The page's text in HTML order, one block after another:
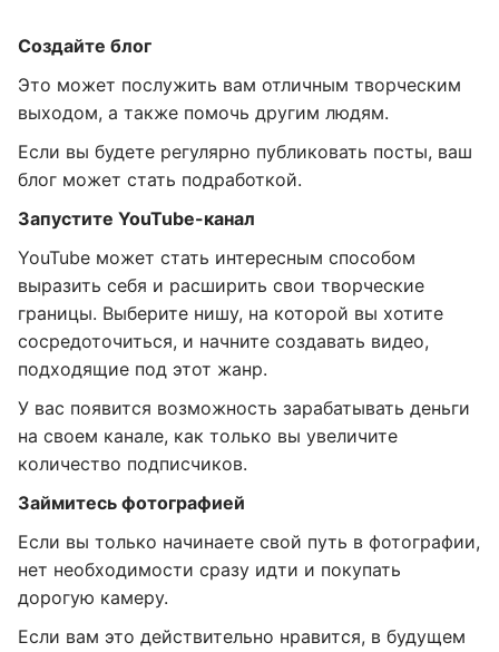
Создайте блог
Это может послужить вам отличным творческим
выходом, а также помочь другим людям.
Если вы будете регулярно публиковать посты, ваш
блог может стать подработкой.
Запустите YouTube-канал
YouTube может стать интересным способом
выразить себя и расширить свои творческие
границы. Выберите нишу, на которой вы хотите
сосредоточиться, и начните создавать видео,
подходящие под этот жанр.
У вас появится возможность зарабатывать деньги
на своем канале, как только вы увеличите
количество подписчиков.
Займитесь фотографией
Если вы только начинаете свой путь в фотографии,
нет необходимости сразу идти и покупать
дорогую камеру.
Если вам это действительно нравится, в будущем